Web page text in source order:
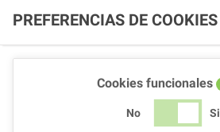
PREFERENCIAS DE COOKIES
Cookies funcionales
No Si